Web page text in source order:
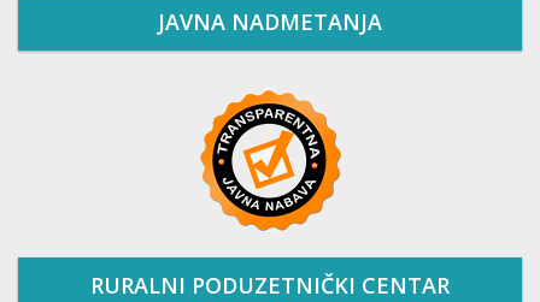
JAVNA NADMETANJA
RURALNI PODUZETNIČKI CENTAR